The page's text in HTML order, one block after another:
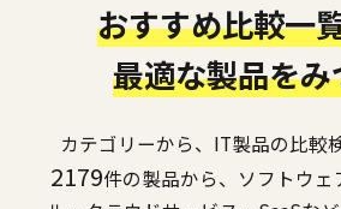
おすすめ比較一
最適な製品を
カテゴリーから、IT製品の比較
2179件の製品から、ソフトウェ